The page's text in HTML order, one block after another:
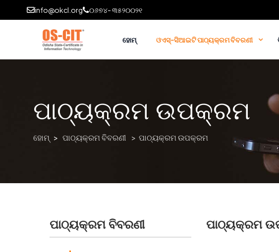
info@okcl.org ୦୬୭୪- ୩୫୨୦୦୨୧
ହୋମ୍ ଓଏସ୍-ସିଆଇଟି ପାଠ୍ୟକ୍ରମ ବିବରଣୀ
ପାଠ୍ୟକ୍ରମ ଉପକ୍ରମ
ହୋମ୍ > ପାଠ୍ୟକ୍ରମ ବିବରଣୀ > ପାଠ୍ୟକ୍ରମ ଉପକ୍ରମ
ପାଠ୍ୟକ୍ରମ ବିବରଣୀ ପାଠ୍ୟକ୍ରମ